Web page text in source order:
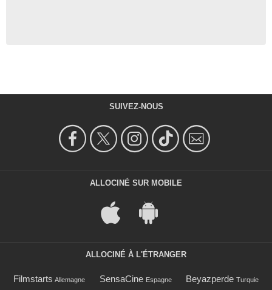
SUIVEZ-NOUS
ALLOCINÉ SUR MOBILE
ALLOCINÉ À L'ÉTRANGER
Filmstarts Allemagne SensaCine Espagne Beyazperde Turquie